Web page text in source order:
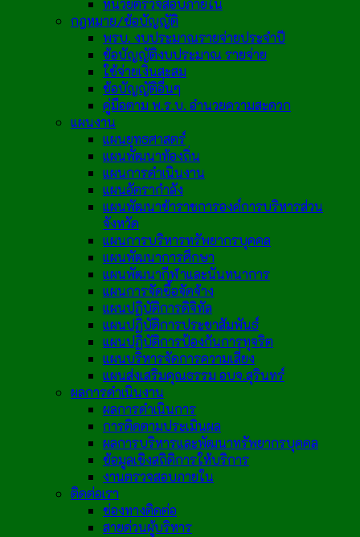
หน่วยตรวจสอบภายใน
กฎหมาย/ข้อบัญญัติ
พรบ. งบประมาณรายจ่ายประจำปี
ข้อบัญญัติงบประมาณ รายจ่าย
ใช้จ่ายเงินสะสม
ข้อบัญญัติอื่นๆ
คู่มือตาม พ.ร.บ. อำนวยความสะดวก
แผนงาน
แผนยุทธศาสตร์
แผนพัฒนาท้องถิ่น
แผนการดำเนินงาน
แผนอัตรากำลัง
แผนพัฒนาข้าราชการองค์การบริหารส่วน
จังหวัด
แผนการบริหารทรัพยากรบุคคล
แผนพัฒนาการศึกษา
แผนพัฒนากีฬาและนันทนาการ
แผนการจัดซื้อจัดจ้าง
แผนปฏิบัติการดิจิทัล
แผนปฏิบัติการประชาสัมพันธ์
แผนปฏิบัติการป้องกันการทุจริต
แผนบริหารจัดการความเสี่ยง
แผนส่งเสริมคุณธรรม อบจ.สุรินทร์
ผลการดำเนินงาน
ผลการดำเนินการ
การติดตามประเมินผล
ผลการบริหารและพัฒนาทรัพยากรบุคคล
ข้อมูลเชิงสถิติการให้บริการ
งานตรวจสอบภายใน
ติดต่อเรา
ช่องทางติดต่อ
สายด่วนผู้บริหาร